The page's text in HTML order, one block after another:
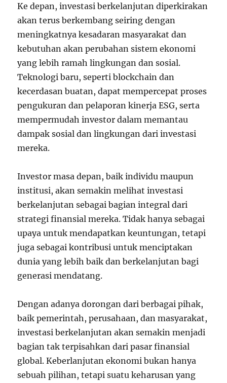
Ke depan, investasi berkelanjutan diperkirakan
akan terus berkembang seiring dengan
meningkatnya kesadaran masyarakat dan
kebutuhan akan perubahan sistem ekonomi
yang lebih ramah lingkungan dan sosial.
Teknologi baru, seperti blockchain dan
kecerdasan buatan, dapat mempercepat proses
pengukuran dan pelaporan kinerja ESG, serta
mempermudah investor dalam memantau
dampak sosial dan lingkungan dari investasi
mereka.
Investor masa depan, baik individu maupun
institusi, akan semakin melihat investasi
berkelanjutan sebagai bagian integral dari
strategi finansial mereka. Tidak hanya sebagai
upaya untuk mendapatkan keuntungan, tetapi
juga sebagai kontribusi untuk menciptakan
dunia yang lebih baik dan berkelanjutan bagi
generasi mendatang.
Dengan adanya dorongan dari berbagai pihak,
baik pemerintah, perusahaan, dan masyarakat,
investasi berkelanjutan akan semakin menjadi
bagian tak terpisahkan dari pasar finansial
global. Keberlanjutan ekonomi bukan hanya
sebuah pilihan, tetapi suatu keharusan yang